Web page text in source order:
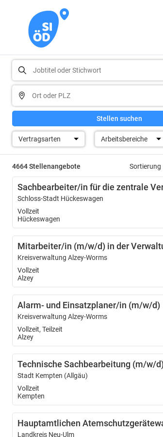
Stellen suchen
Vertragsarten Arbeitsbereiche
4664 Stellenangebote Sortierung
Schloss-Stadt Hückeswagen
Vollzeit
Hückeswagen
Kreisverwaltung Alzey-Worms
Vollzeit
Alzey
Alarm- und Einsatzplaner/in (m/w/d)
Kreisverwaltung Alzey-Worms
Vollzeit, Teilzeit
Alzey
Stadt Kempten (Allgäu)
Vollzeit
Kempten
Landkreis Neu-Ulm